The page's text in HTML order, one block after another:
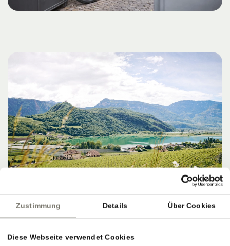
Zustimmung Details Über Cookies
Diese Webseite verwendet Cookies